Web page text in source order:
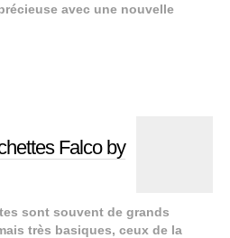
avec une nouvelle
Falco by
sont souvent de grands
très basiques, ceux de la